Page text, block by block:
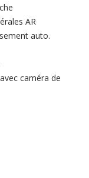
AR
auto.
caméra de